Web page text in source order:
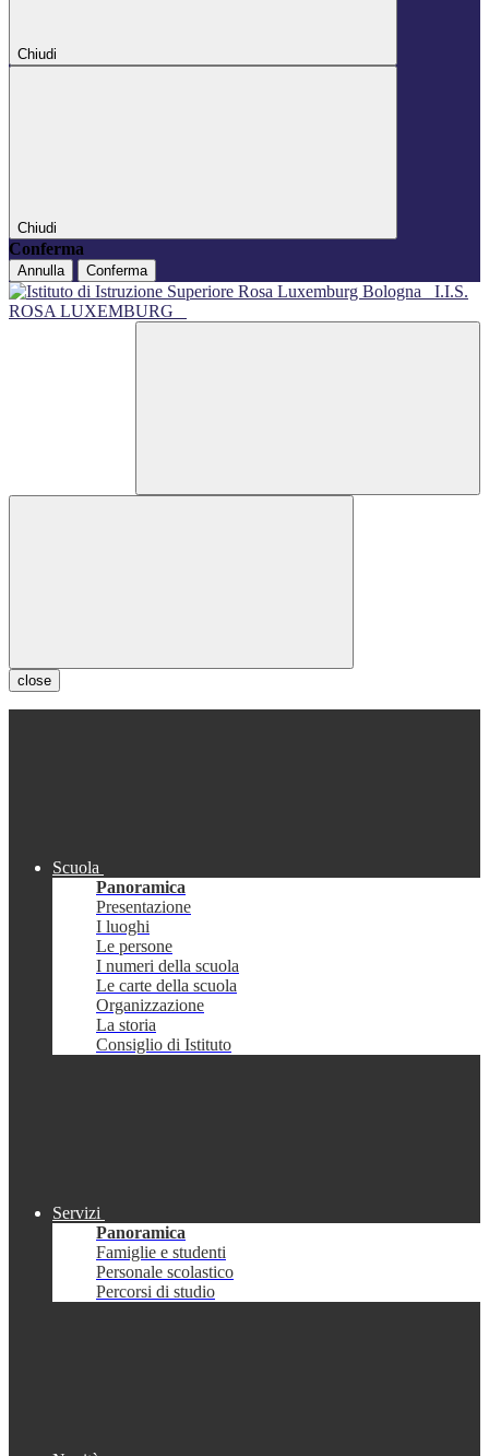
Chiudi
Chiudi
Conferma
Annulla Conferma
I.I.S.
ROSA LUXEMBURG
close
Scuola
Panoramica
Presentazione
I luoghi
Le persone
I numeri della scuola
Le carte della scuola
Organizzazione
La storia
Consiglio di Istituto
Servizi
Panoramica
Famiglie e studenti
Personale scolastico
Percorsi di studio